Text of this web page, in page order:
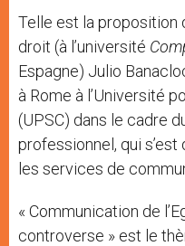
Telle est la proposition
droit (à l’université
Espagne) Julio
à Rome à l’Université
(UPSC) dans le cadre
professionnel, qui
les services de
« Communication de
controverse » est le